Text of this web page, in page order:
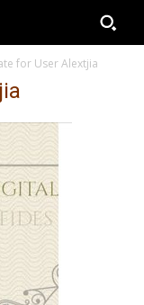
for User Alextjia